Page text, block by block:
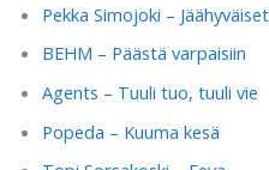
Pekka Simojoki –
BEHM – Päästä varpaisiin
Agents – Tuuli tuo, tuuli vie
Popeda – Kuuma kesä